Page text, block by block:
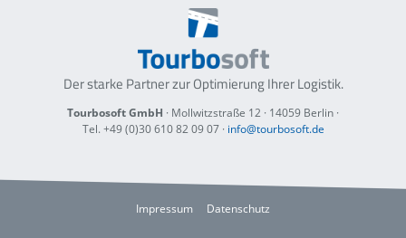
Der starke Partner zur OptimierungIhrer Logistik.
Tourbosoft GmbH · Mollwitzstraße 12 · 14059 Berlin ·
Tel. +49 (0)30 610 82 09 07· info@tourbosoft.de
Impressum Datenschutz